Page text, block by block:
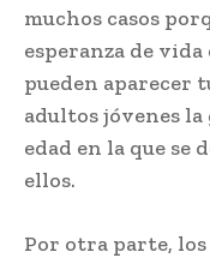
muchos casos
esperanza de
pueden aparecer
adultos jóvenes la
edad en la que se
ellos.
Por otra parte,